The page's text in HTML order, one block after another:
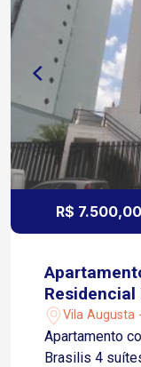
Salerno via
6 minutos da
consolidada
minutos da
diferentes regiões da
comércios
grande visibilidade
agende sua
opção de
R$
Vila Augusta
Apartamento
Brasilis 4 suítes com sacada Suíte master com